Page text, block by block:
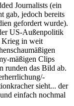
Journalists (ein
gab, jedoch bereits
gefordert wurde).
US-Außenpolitik
Krieg in weit
mäßigen Clips
runden das Bild ab.
sieht... der
einfach nochmal